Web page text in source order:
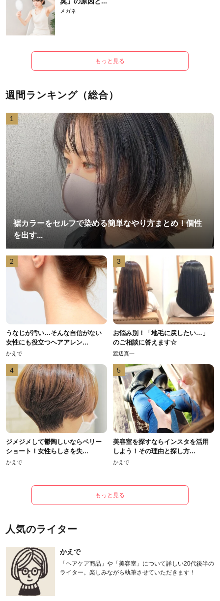
メガネ
もっと見る
週間ランキング（総合）
1
裾カラーをセルフで染める簡単なやり方まとめ！個性
を出す...
2
うなじが汚い…そんな自信がない
女性にも役立つヘアアレン...
かえで
3
お悩み別！「地毛に戻したい…」
のご相談に答えます☆
渡辺真一
4
ジメジメして鬱陶しいならベリー
ショート！女性らしさを失...
かえで
5
美容室を探すならインスタを活用
しよう！その理由と探し方...
かえで
もっと見る
人気のライター
かえで
「ヘアケア商品」や「美容室」について詳しい20代後半の
ライター。楽しみながら執筆させていただきます！